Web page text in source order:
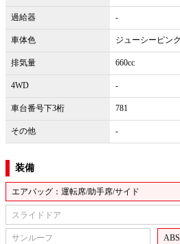
過給器 -
車体色 ジューシーピン
排気量 660cc
4WD -
車台番号下3桁 781
その他 -
装備
エアバッグ：運転席/助手席/サイド
スライドドア
サンルーフ ABS